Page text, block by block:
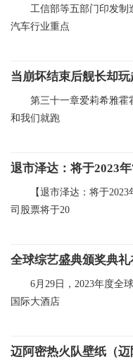
工信部等五部门印发制
汽车行业重点
第三十一章爱莉希雅霍
和我们就跑
退市泽达：将于2023
【退市泽达：将于
司股票将于20
全球综艺盛典颁奖典
6月29日，2023年度全
国际大酒店
迈阿密热火队壁纸（迈